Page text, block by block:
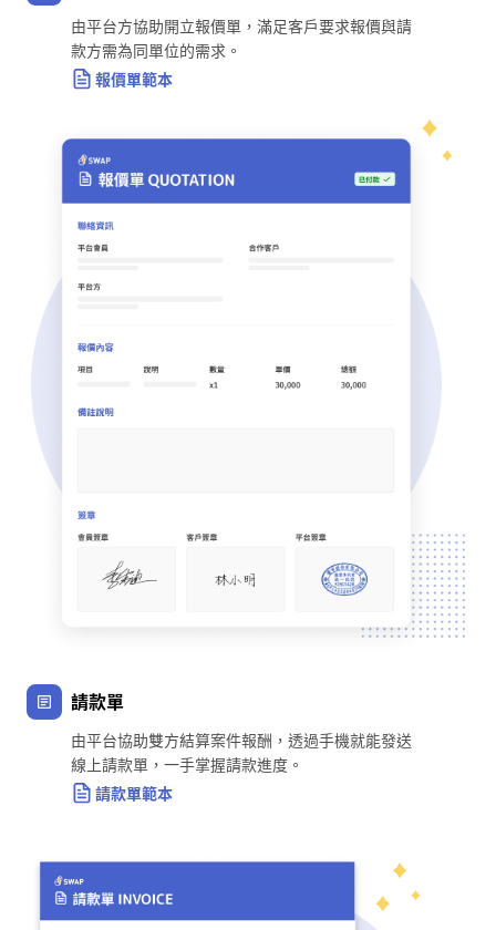
由平台方協助開立報價單，滿足客戶要求報價與請
款方需為同單位的需求。
報價單範本
請款單
由平台協助雙方結算案件報酬，透過手機就能發送
線上請款單，一手掌握請款進度。
請款單範本